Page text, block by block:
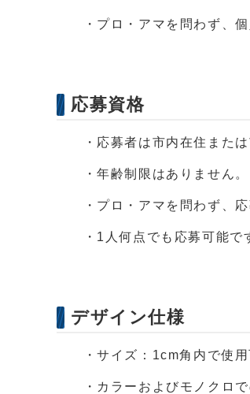
・プロ・アマを問わず、個
応募資格
・応募者は市内在住または
・年齢制限はありません。
・プロ・アマを問わず、応
・1人何点でも応募可能で
デザイン仕様
・サイズ：1cm角内で使用
・カラーおよびモノクロで